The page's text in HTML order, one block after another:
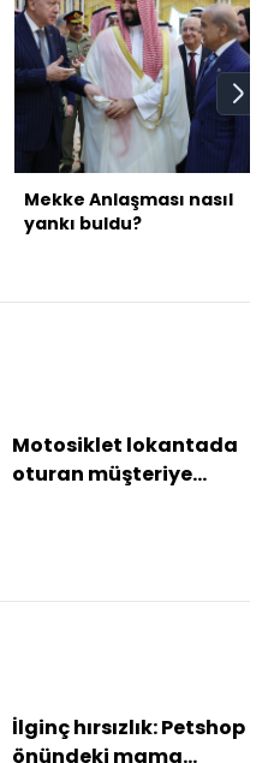
Mekke Anlaşması nasıl
yankı buldu?
Motosiklet lokantada
oturan müşteriye
İlginç hırsızlık: Petshop
önündeki mama